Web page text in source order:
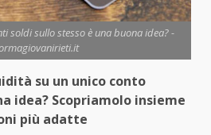
soldi sullo stesso è una buona idea? -
su un unico conto
idea? Scopriamolo insieme
più adatte